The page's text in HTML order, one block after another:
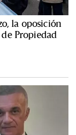
la oposición
Propiedad